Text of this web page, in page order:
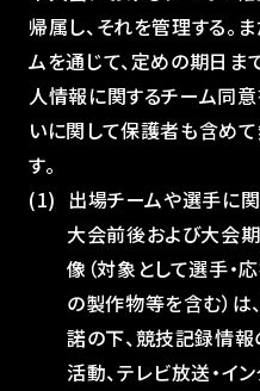
帰属し、それを管理する。
ムを通じて、定めの期日ま
人情報に関するチーム同意
いに関して保護者も含め
す。
出場チームや選手に関
大会前後および大会
像（対象として選手
の製作物等を含む）
諾の下、競技記録情
活動、テレビ放送・イ